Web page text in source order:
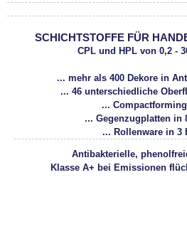
SCHICHTSTOFFE FÜR
CPL und HPL von 0,2 -
... mehr als 400 Dekore in
... 46 unterschiedliche
...
... Gegenzugplatten in
... Rollenware in 3
Antibakterielle,
Klasse A+ bei Emissionen